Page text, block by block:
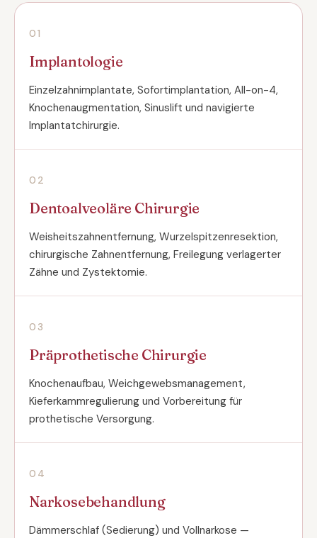
01
Implantologie
Einzelzahnimplantate, Sofortimplantation, All-on-4,
Knochenaugmentation, Sinuslift und navigierte
Implantatchirurgie.
02
Dentoalveoläre Chirurgie
Weisheitszahnentfernung, Wurzelspitzenresektion,
chirurgische Zahnentfernung, Freilegung verlagerter
Zähne und Zystektomie.
03
Präprothetische Chirurgie
Knochenaufbau, Weichgewebsmanagement,
Kieferkammregulierung und Vorbereitung für
prothetische Versorgung.
04
Narkosebehandlung
Dämmerschlaf (Sedierung) und Vollnarkose —